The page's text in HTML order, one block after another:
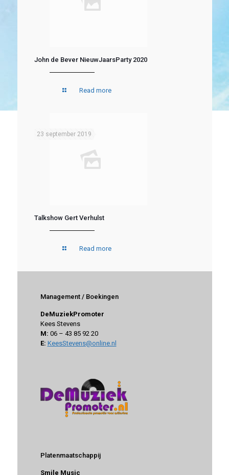
John de Bever NieuwJaarsParty 2020
Read more
23 september 2019
Talkshow Gert Verhulst
Read more
Management / Boekingen
DeMuziekPromoter
Kees Stevens
M: 06 – 43 85 92 20
E: KeesStevens@online.nl
Platenmaatschappij
Smile Music